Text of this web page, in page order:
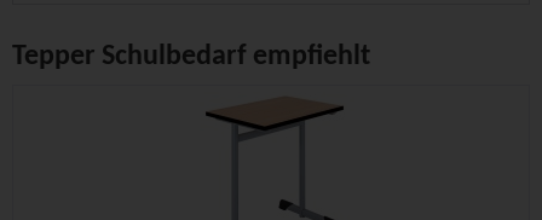
Tepper Schulbedarf empfiehlt